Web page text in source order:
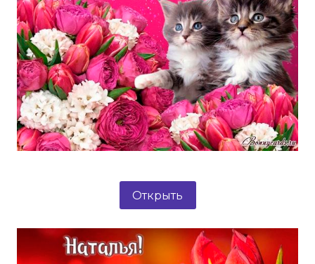
Открыть